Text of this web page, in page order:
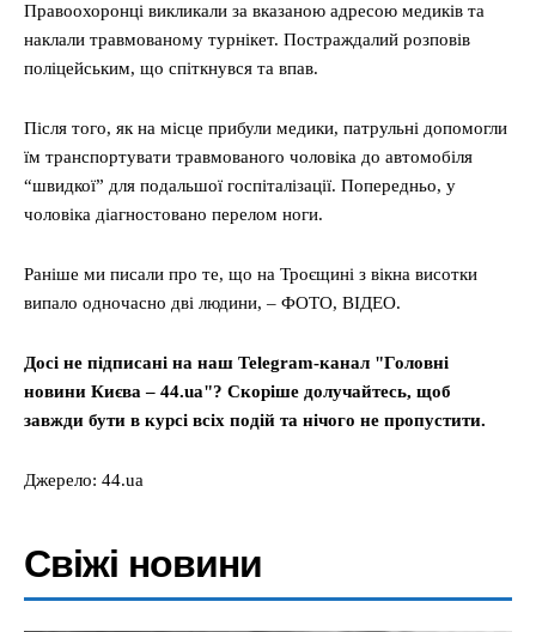
Правоохоронці викликали за вказаною адресою медиків та
наклали травмованому турнікет. Постраждалий розповів
поліцейським, що спіткнувся та впав.
Після того, як на місце прибули медики, патрульні допомогли
їм транспортувати травмованого чоловіка до автомобіля
“швидкої” для подальшої госпіталізації. Попередньо, у
чоловіка діагностовано перелом ноги.
Раніше ми писали про те, що на Троєщині з вікна висотки
випало одночасно дві людини, – ФОТО, ВІДЕО.
Досі не підписані на наш Telegram-канал "Головні
новини Києва – 44.ua"? Скоріше долучайтесь, щоб
завжди бути в курсі всіх подій та нічого не пропустити.
Джерело: 44.ua
Свіжі новини